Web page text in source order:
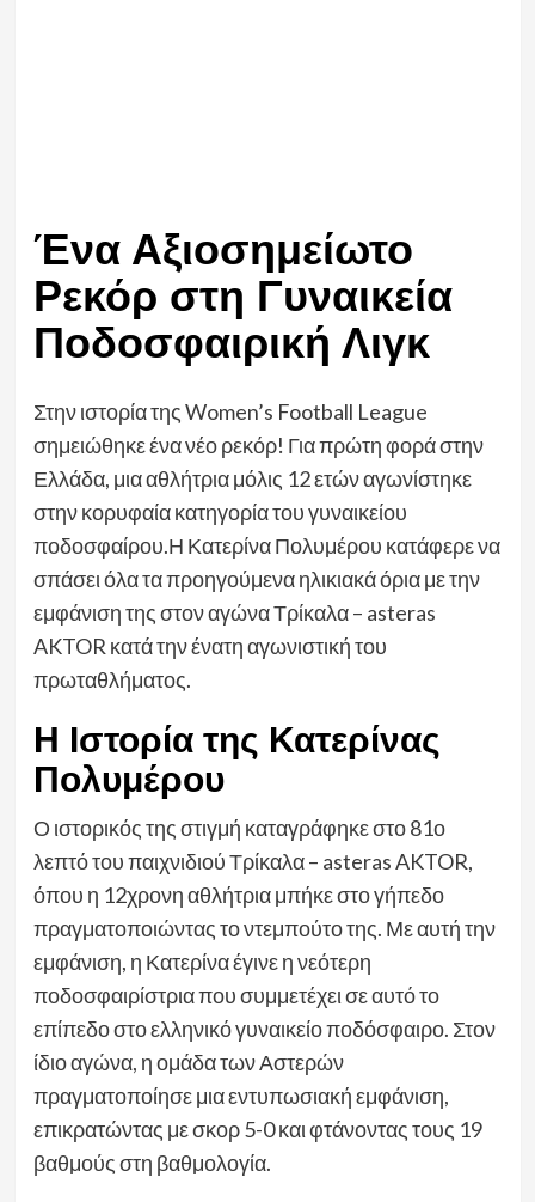
Ένα Αξιοσημείωτο
Ρεκόρ στη Γυναικεία
Ποδοσφαιρική Λιγκ
Στην ιστορία της Women’s Football League
σημειώθηκε ένα νέο ρεκόρ! Για πρώτη φορά στην
Ελλάδα, μια αθλήτρια μόλις 12 ετών αγωνίστηκε
στην κορυφαία κατηγορία του γυναικείου
ποδοσφαίρου.Η Κατερίνα Πολυμέρου κατάφερε να
σπάσει όλα τα προηγούμενα ηλικιακά όρια με την
εμφάνιση της στον αγώνα Τρίκαλα – asteras
AKTOR κατά την ένατη αγωνιστική του
πρωταθλήματος.
Η Ιστορία της Κατερίνας
Πολυμέρου
Ο ιστορικός της στιγμή καταγράφηκε στο 81ο
λεπτό του παιχνιδιού Τρίκαλα – asteras AKTOR,
όπου η 12χρονη αθλήτρια μπήκε στο γήπεδο
πραγματοποιώντας το ντεμπούτο της. Με αυτή την
εμφάνιση, η Κατερίνα έγινε η νεότερη
ποδοσφαιρίστρια που συμμετέχει σε αυτό το
επίπεδο στο ελληνικό γυναικείο ποδόσφαιρο. Στον
ίδιο αγώνα, η ομάδα των Αστερών
πραγματοποίησε μια εντυπωσιακή εμφάνιση,
επικρατώντας με σκορ 5-0 και φτάνοντας τους 19
βαθμούς στη βαθμολογία.